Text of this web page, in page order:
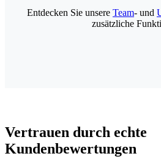
Entdecken Sie unsere Team- und
zusätzliche
Vertrauen durch echte
Kundenbewertungen